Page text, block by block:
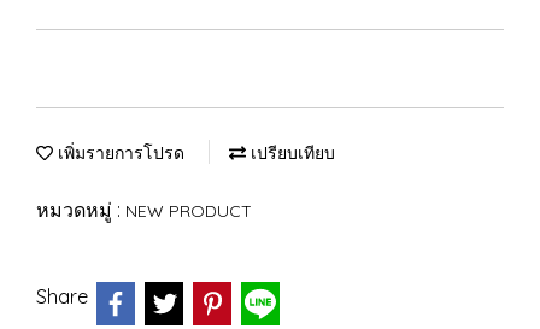
เพิ่มรายการโปรด เปรียบเทียบ
หมวดหมู่ : NEW PRODUCT
Share